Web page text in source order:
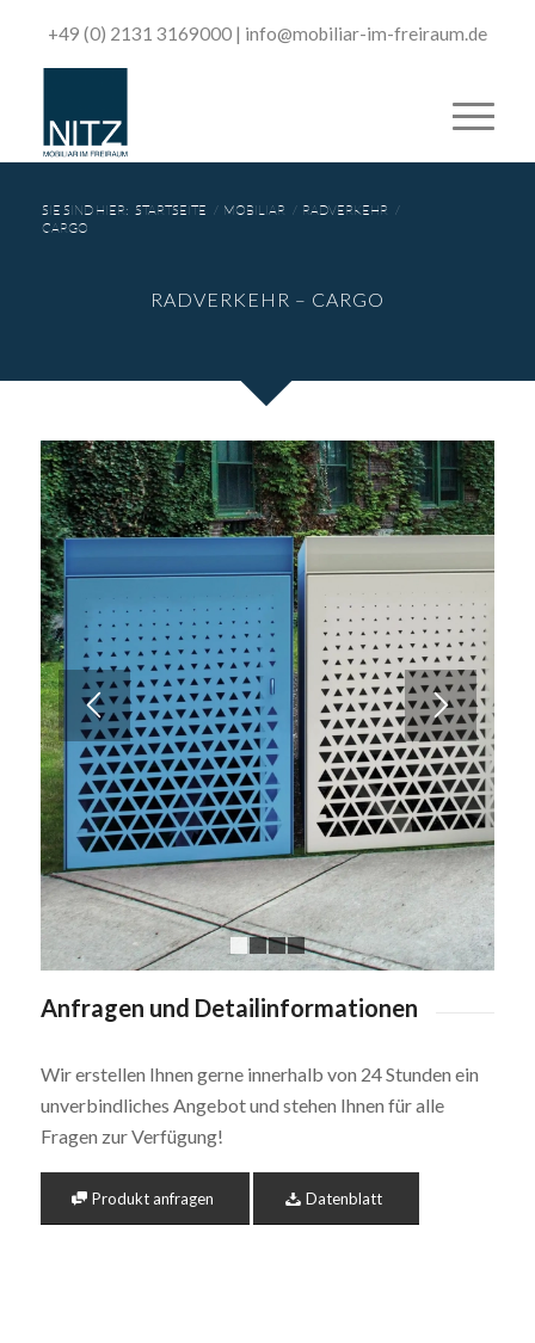
+49 (0) 2131 3169000| ­info@mobiliar-im-freiraum.de
SIE SIND HIER: STARTSEITE / MOBILIAR / RADVERKEHR /
CARGO
RADVERKEHR – CARGO
1 2 3 4
Anfragen und Detailinformationen
Wir erstellen Ihnen gerne innerhalb von 24 Stunden ein
unverbindliches Angebot und stehen Ihnen für alle
Fragen zur Verfügung!
Produkt anfragen Datenblatt